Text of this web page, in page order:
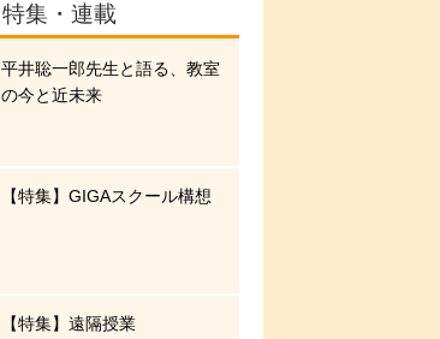
特集・連載
平井聡一郎先生と語る、教室
の今と近未来
【特集】GIGAスクール構想
【特集】遠隔授業